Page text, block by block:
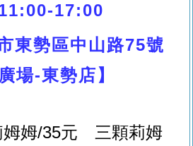
17:00
勢區中山路75號
場-東勢店】
姆姆/35元 三顆莉姆